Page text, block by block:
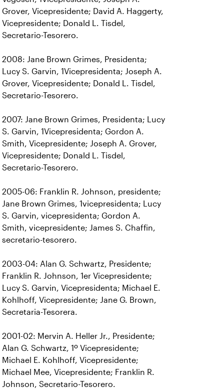
Grover, Vicepresidente; David A. Haggerty,
Vicepresidente; Donald L. Tisdel,
Secretario-Tesorero.
2008: Jane Brown Grimes, Presidenta;
Lucy S. Garvin, 1Vicepresidenta; Joseph A.
Grover, Vicepresidente; Donald L. Tisdel,
Secretario-Tesorero.
2007: Jane Brown Grimes, Presidenta; Lucy
S. Garvin, 1Vicepresidenta; Gordon A.
Smith, Vicepresidente; Joseph A. Grover,
Vicepresidente; Donald L. Tisdel,
Secretario-Tesorero.
2005-06: Franklin R. Johnson, presidente;
Jane Brown Grimes, 1vicepresidenta; Lucy
S. Garvin, vicepresidenta; Gordon A.
Smith, vicepresidente; James S. Chaffin,
secretario-tesorero.
2003-04: Alan G. Schwartz, Presidente;
Franklin R. Johnson, 1er Vicepresidente;
Lucy S. Garvin, Vicepresidenta; Michael E.
Kohlhoff, Vicepresidente; Jane G. Brown,
Secretaria-Tesorera.
2001-02: Mervin A. Heller Jr., Presidente;
Alan G. Schwartz, 1º Vicepresidente;
Michael E. Kohlhoff, Vicepresidente;
Michael Mee, Vicepresidente; Franklin R.
Johnson, Secretario-Tesorero.